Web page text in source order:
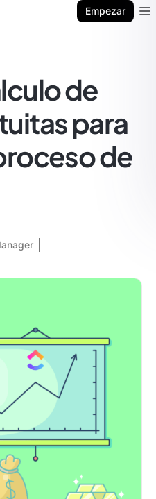
Empezar
de
para
de